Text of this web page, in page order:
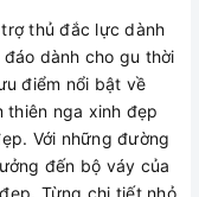
thủ đắc lực dành
dành cho gu thời
điểm nổi bật về
nga xinh đẹp
Với những đường
đến bộ váy của